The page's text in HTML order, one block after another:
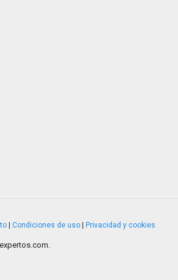
Condiciones de uso Privacidad y cookies